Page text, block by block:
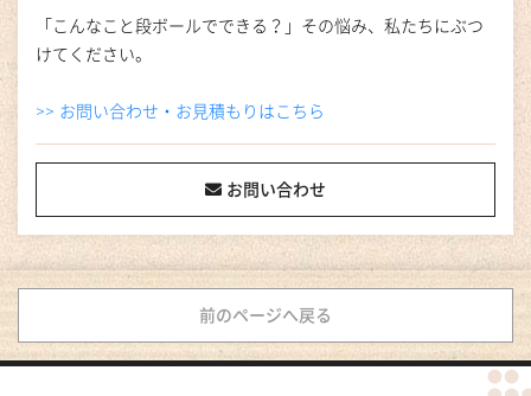
「こんなこと段ボールでできる？」その悩み、私たちにぶつ
けてください。
>> お問い合わせ・お見積もりはこちら
お問い合わせ
前のページへ戻る